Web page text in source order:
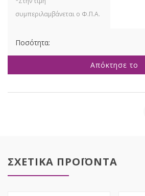
Απόκτησε το
ΣΧΕΤΙΚΑ ΠΡΟΪΟΝΤΑ